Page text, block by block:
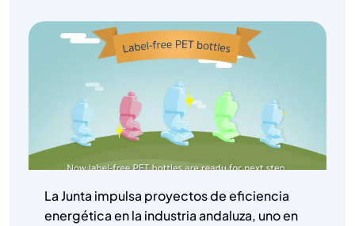
La Junta impulsa proyectos de eficiencia
energética en la industria andaluza, uno en